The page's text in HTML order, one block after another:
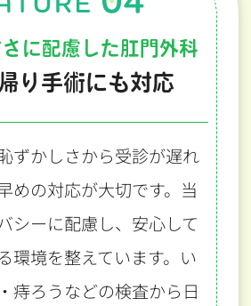
に配慮した肛門外科
り手術にも対応
ずかしさから受診が遅れ
めの対応が大切です。当
シーに配慮し、安心して
環境を整えています。い
痔ろうなどの検査から日